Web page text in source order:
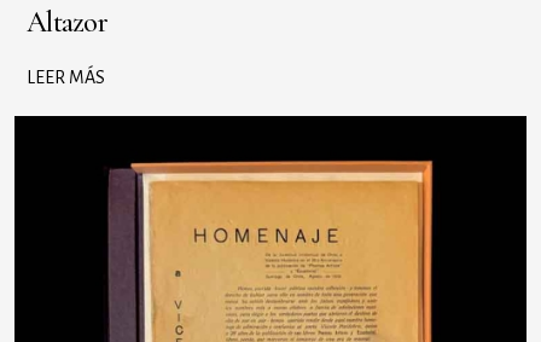
Altazor
LEER MÁS